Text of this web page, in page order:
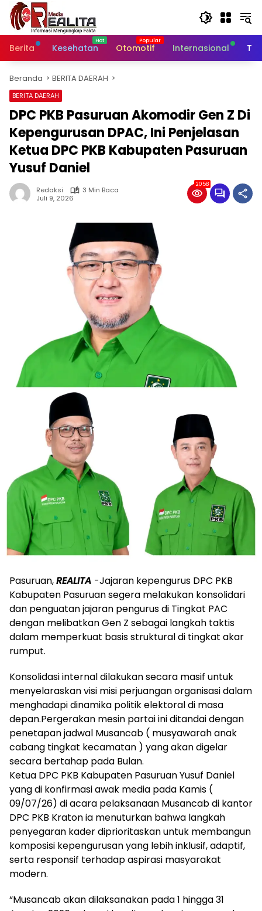
Langsung
konten
Berita
Kesehatan Otomotif Internasional
Beranda BERITA DAERAH
BERITA DAERAH
DPC PKB Pasuruan Akomodir Gen Z Di
Kepengurusan DPAC, Ini Penjelasan
Ketua DPC PKB Kabupaten Pasuruan
Yusuf Daniel
Redaksi
3 Min Baca
Juli 9, 2026
2058
Pasuruan,REALITA -Jajaran kepengurus DPC PKB
Kabupaten Pasuruan segera melakukan konsolidari
dan penguatan jajaran pengurus di Tingkat PAC
dengan melibatkan Gen Z sebagai langkah taktis
dalam memperkuat basis struktural di tingkat akar
rumput.
Konsolidasi internal dilakukan secara masif untuk
menyelaraskan visi misi perjuangan organisasi dalam
menghadapi dinamika politik elektoral di masa
depan.Pergerakan mesin partai ini ditandai dengan
penetapan jadwal Musancab ( musyawarah anak
cabang tingkat kecamatan ) yang akan digelar
secara bertahap pada Bulan.
Ketua DPC PKB Kabupaten Pasuruan Yusuf Daniel
yang di konfirmasi awak media pada Kamis (
09/07/26) di acara pelaksanaan Musancab di kantor
DPC PKB Kraton ia menuturkan bahwa langkah
penyegaran kader diprioritaskan untuk membangun
komposisi kepengurusan yang lebih inklusif, adaptif,
serta responsif terhadap aspirasi masyarakat
modern.
“Musancab akan dilaksanakan pada 1 hingga 31